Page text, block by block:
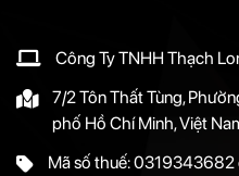
Công Ty TNHH Thạch
7/2 Tôn Thất Tùng,
phố Hồ Chí Minh, Việt
Mã số thuế: